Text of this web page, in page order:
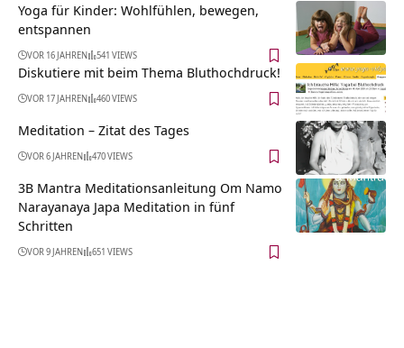
Yoga für Kinder: Wohlfühlen, bewegen,
entspannen
VOR 16 JAHREN 541 VIEWS
Diskutiere mit beim Thema Bluthochdruck!
VOR 17 JAHREN 460 VIEWS
Meditation – Zitat des Tages
VOR 6 JAHREN 470 VIEWS
3B Mantra Meditationsanleitung Om Namo
Narayanaya Japa Meditation in fünf
Schritten
VOR 9 JAHREN 651 VIEWS